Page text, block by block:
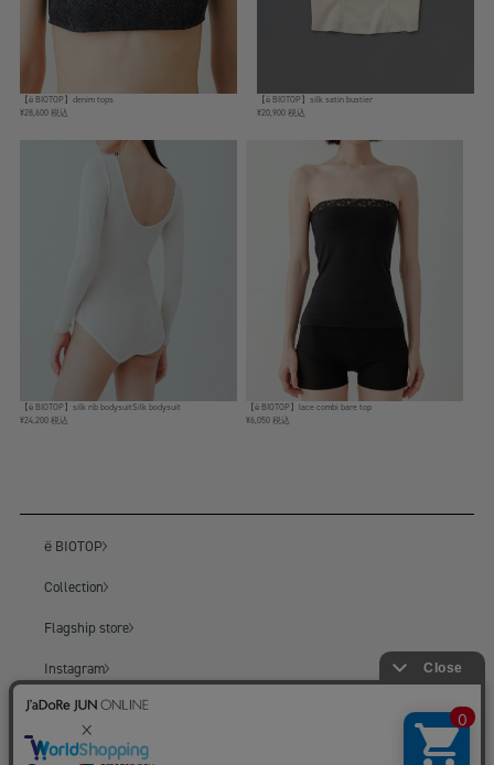
【ё BIOTOP】denim tops
¥28,600 税込
【ё BIOTOP】silk satin bustier
¥20,900 税込
【ё BIOTOP】silk rib bodysuitSilk bodysuit
¥24,200 税込
【ё BIOTOP】lace combi bare top
¥6,050 税込
ё BIOTOP
Collection
Flagship store
Instagram
BIOTOP
BIOTOP ONLINE